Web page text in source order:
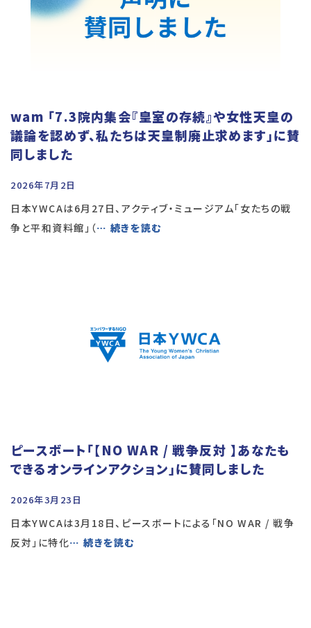
wam 「7.3院内集会『皇室の存続』や女性天皇の
議論を認めず、私たちは天皇制廃止求めます」に賛
同しました
2026年7月2日
日本YWCAは6月27日、アクティブ・ミュージアム「女たちの戦
争と平和資料館」（… 続きを読む
ピースボート「【NO WAR / 戦争反対 】あなたも
できるオンラインアクション」に賛同しました
2026年3月23日
日本YWCAは3月18日、ピースボートによる「NO WAR / 戦争
反対」に特化… 続きを読む